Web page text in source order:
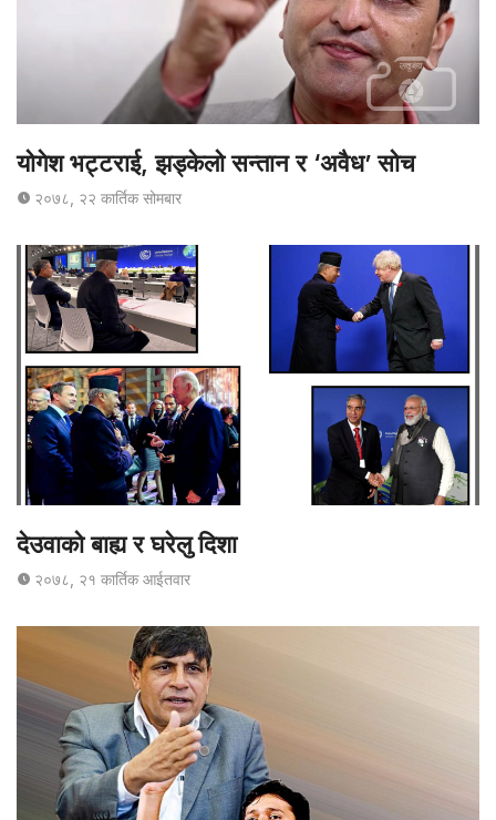
योगेश भट्टराई, झड्केलो सन्तान र ‘अवैध’ सोच
२०७८, २२ कार्तिक सोमबार
देउवाको बाह्य र घरेलु दिशा
२०७८, २१ कार्तिक आईतवार